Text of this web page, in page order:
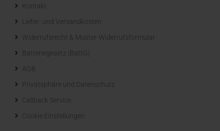
Kontakt
Liefer- und Versandkosten
Widerrufsrecht & Muster-Widerrufsformular
Batteriegesetz (BattG)
AGB
Privatsphäre und Datenschutz
Callback Service
Cookie Einstellungen